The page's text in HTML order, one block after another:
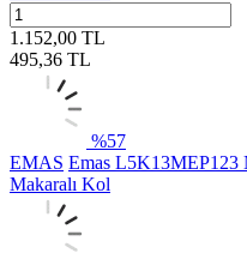
1.152,00 TL
495,36 TL
%57
EMAS Emas L5K13MEP123
Makaralı Kol